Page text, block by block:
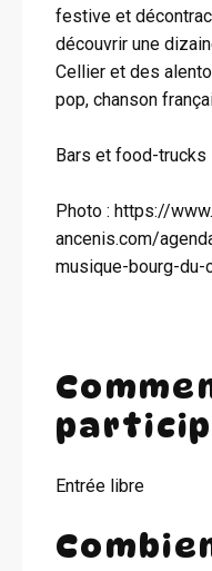
festive et
découvrir une
Cellier et des
pop, chanson
Bars et food-trucks
Photo : https://
ancenis.com/
musique-bourg-du-
Entrée libre